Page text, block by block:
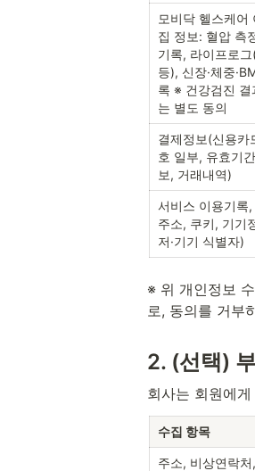
모비닥 헬스케어
집 정보: 혈압 측
기록, 라이프로
등), 신장·체중
록 ※ 건강검진 결
는 별도 동의
결제정보(신용카
호 일부, 유효기
보, 거래내역)
서비스 이용기록
주소, 쿠키, 기기
저·기기 식별자)
※ 위 개인정보
로, 동의를 거부
2. (선택)
회사는 회원에
수집 항목
주소, 비상연락